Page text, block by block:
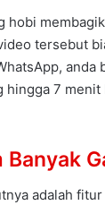
hobi
tersebut
anda
hingga 7 menit
Banyak
adalah